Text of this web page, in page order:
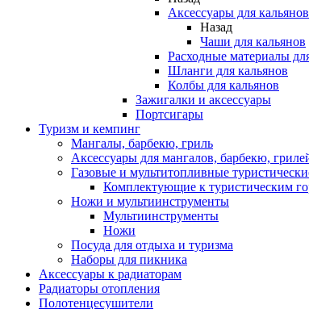
Аксессуары для кальянов
Назад
Чаши для кальянов
Расходные материалы
Шланги для кальянов
Колбы для кальянов
Зажигалки и аксессуары
Портсигары
Туризм и кемпинг
Мангалы, барбекю, гриль
Аксессуары для мангалов, барбекю,
Газовые и мультитопливные
Комплектующие к туристическим
Ножи и мультиинструменты
Мультиинструменты
Ножи
Посуда для отдыха и туризма
Наборы для пикника
Аксессуары к радиаторам
Радиаторы отопления
Полотенцесушители